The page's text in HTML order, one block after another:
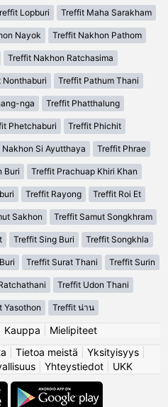
Lopburi Treffit Maha Sarakham
Nayok Treffit Nakhon Pathom
Treffit Nakhon Ratchasima
Nonthaburi Treffit Pathum Thani
nga Treffit Phatthalung
Phetchaburi Treffit Phichit
Si Ayutthaya Treffit Phrae
Buri Treffit Prachuap Khiri Khan
Treffit Rayong Treffit Roi Et
Sakhon Treffit Samut Songkhram
Treffit Sing Buri Treffit Songkhla
Treffit Surat Thani Treffit Surin
Treffit Udon Thani
Yasothon Treffit น่าน
Kauppa
Mielipiteet
Tietoa meistä Yksityisyys|
Yhteystiedot UKK